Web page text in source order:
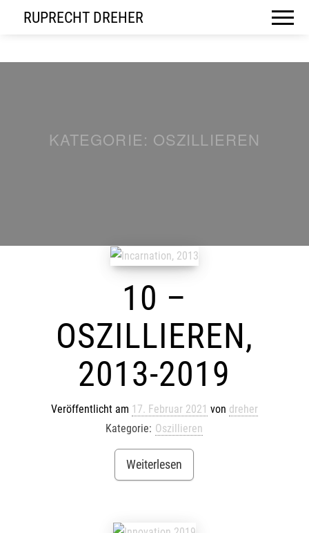
RUPRECHT DREHER
KATEGORIE: OSZILLIEREN
10 –
OSZILLIEREN,
2013-2019
Veröffentlicht am 17. Februar 2021 von dreher
Kategorie: Oszillieren
Weiterlesen